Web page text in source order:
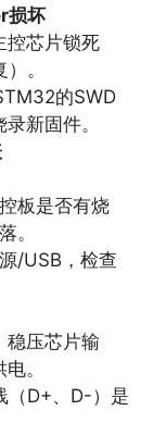
损坏
控芯片锁死
。
的SWD
新固件。
板是否有烧
。
/USB，检查
稳压芯片输
。
（D+、D-）是